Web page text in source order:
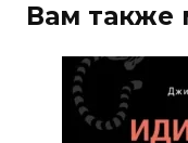
Вам также